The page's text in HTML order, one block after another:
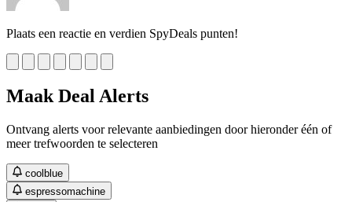
Plaats een reactie en verdien SpyDeals punten!
Maak Deal Alerts
Ontvang alerts voor relevante aanbiedingen door hieronder één of
meer trefwoorden te selecteren
coolblue
espressomachine